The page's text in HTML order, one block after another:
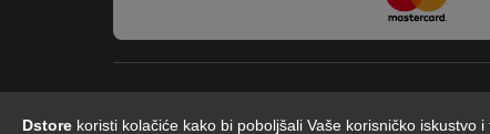
Dstore koristi kolačiće kako bi poboljšali Vaše korisničko iskustvo